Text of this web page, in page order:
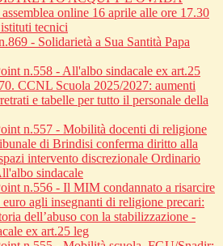
online 16 aprile alle ore 17.30
tecnici
- Solidarietà a Sua Santità Papa
n.558 - All'albo sindacale ex art.25
CCNL Scuola 2025/2027: aumenti
e tabelle per tutto il personale della
n.557 - Mobilità docenti di religione
di Brindisi conferma diritto alla
intervento discrezionale Ordinario
sindacale
n.556 - Il MIM condannato a risarcire
agli insegnanti di religione precari:
dell’abuso con la stabilizzazione -
ex art.25 leg